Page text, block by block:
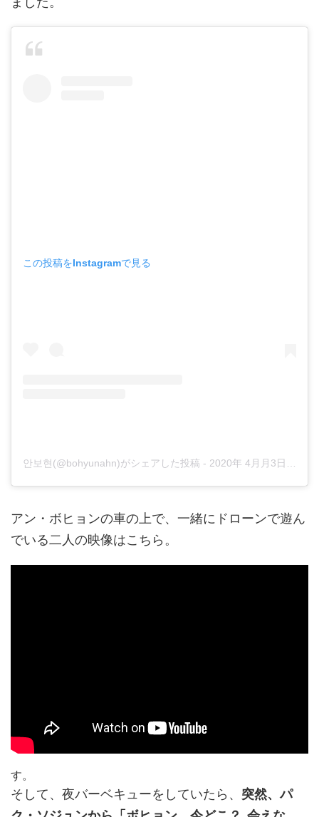
この投稿をInstagramで見る
안보현(@bohyunahn)がシェアした投稿 - 2020年 4月月3日午前1時06分PDT
アン・ボヒョンの車の上で、一緒にドローンで遊ん
でいる二人の映像はこちら。
す。
そして、夜バーベキューをしていたら、 突然、パ